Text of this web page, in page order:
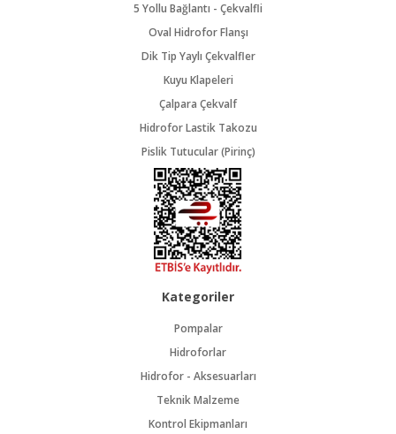
5 Yollu Bağlantı - Çekvalfli
Oval Hidrofor Flanşı
Dik Tip Yaylı Çekvalfler
Kuyu Klapeleri
Çalpara Çekvalf
Hidrofor Lastik Takozu
Pislik Tutucular (Pirinç)
Kategoriler
Pompalar
Hidroforlar
Hidrofor - Aksesuarları
Teknik Malzeme
Kontrol Ekipmanları